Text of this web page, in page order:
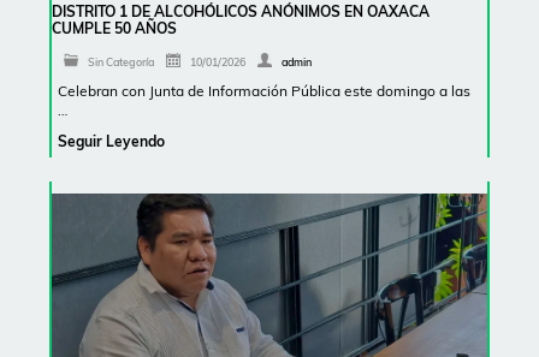
DISTRITO 1 DE ALCOHÓLICOS ANÓNIMOS EN OAXACA
CUMPLE 50 AÑOS
Sin Categoría 10/01/2026 admin
Celebran con Junta de Información Pública este domingo a las
Seguir Leyendo